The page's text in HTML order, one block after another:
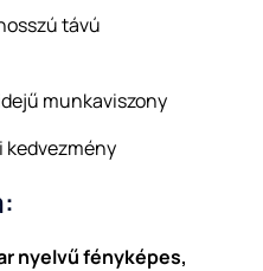
távú
munkaviszony
kedvezmény
nyelvű fényképes,